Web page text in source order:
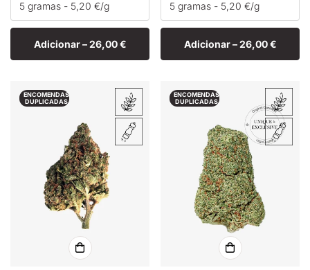
Adicionar –26,00 € Adicionar –26,00 €
ENCOMENDAS
DUPLICADAS
ENCOMENDAS
DUPLICADAS